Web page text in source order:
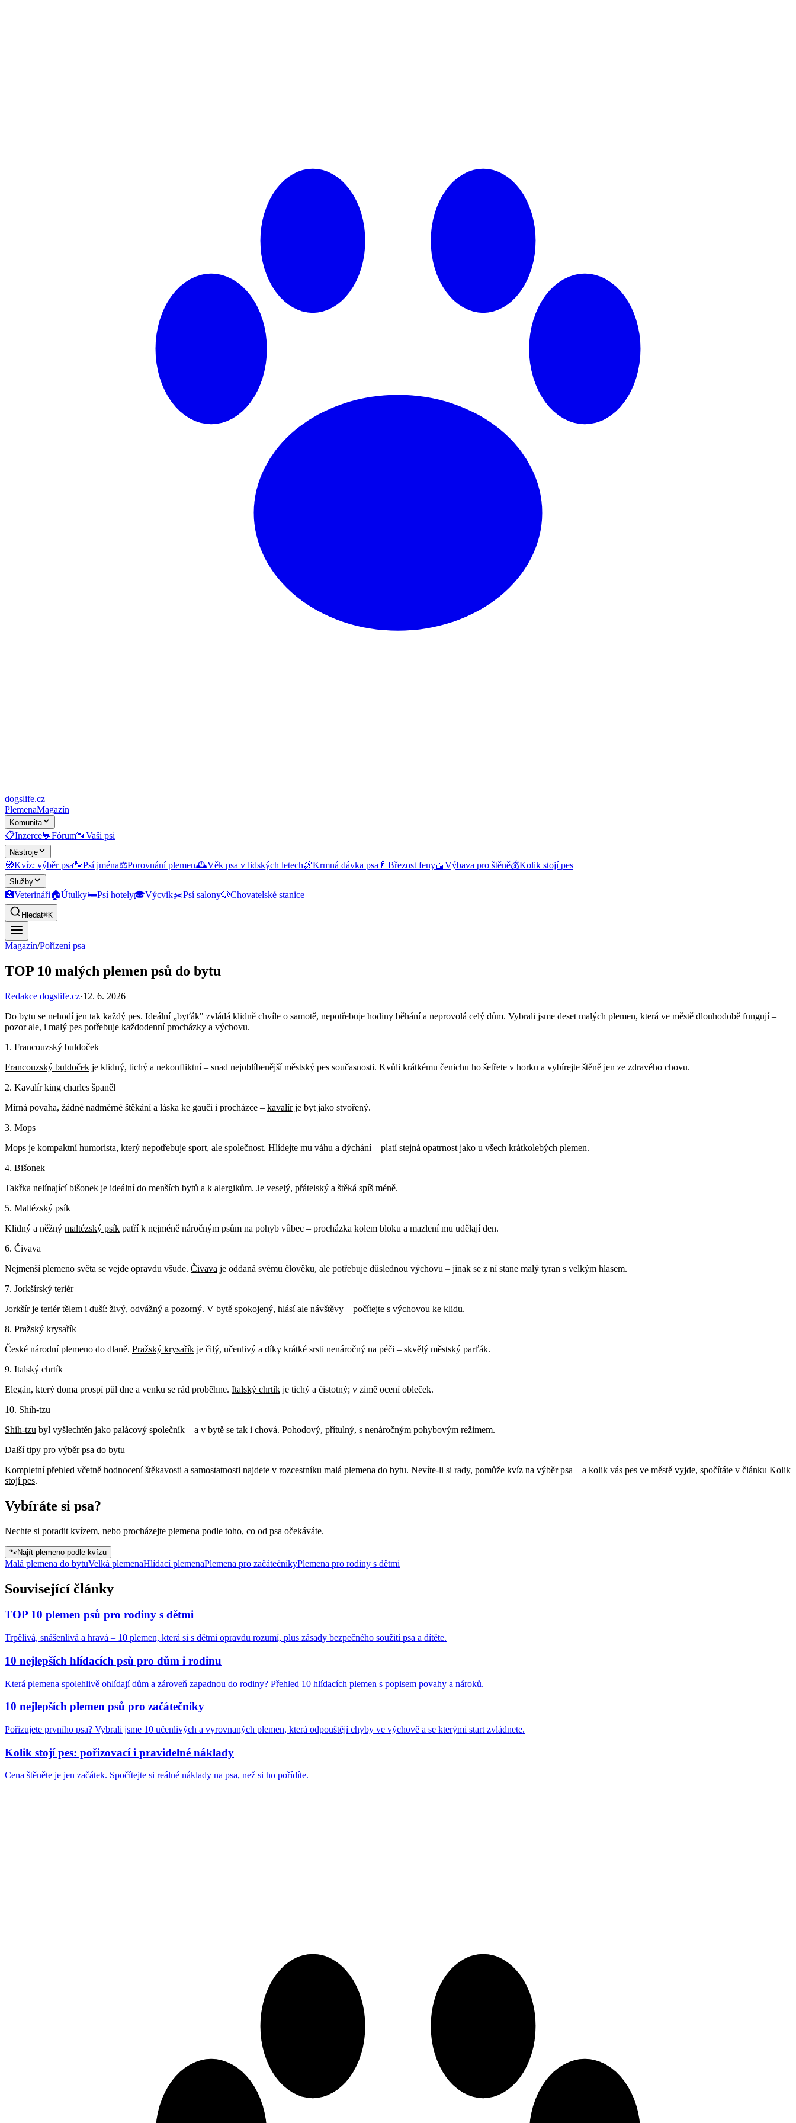
dogslife.cz
PlemenaMagazín
Komunita
📋Inzerce💬Fórum🐾Vaši psi
Nástroje
🧭Kvíz: výběr psa🐾Psí jména⚖️Porovnání plemen🕰️Věk psa v lidských letech🍖Krmná dávka psa 🍼 Březost feny🧺Výbava pro štěně💰Kolik stojí pes
Služby
🏥Veterináři🏠Útulky🛏️Psí hotely🎓Výcvik✂️Psí salony🐶Chovatelské stanice
Hledat⌘K
Magazín/Pořízení psa
TOP 10 malých plemen psů do bytu
Redakce dogslife.cz·12. 6. 2026
Do bytu se nehodí jen tak každý pes. Ideální „byťák" zvládá klidně chvíle o samotě, nepotřebuje hodiny běhání a neprovolá celý dům. Vybrali jsme deset malých plemen, která ve městě dlouhodobě fungují –
pozor ale, i malý pes potřebuje každodenní procházky a výchovu.
1. Francouzský buldoček
Francouzský buldoček je klidný, tichý a nekonfliktní – snad nejoblíbenější městský pes současnosti. Kvůli krátkému čenichu ho šetřete v horku a vybírejte štěně jen ze zdravého chovu.
2. Kavalír king charles španěl
Mírná povaha, žádné nadměrné štěkání a láska ke gauči i procházce – kavalírje byt jako stvořený.
3. Mops
Mops je kompaktní humorista, který nepotřebuje sport, ale společnost. Hlídejte mu váhu a dýchání – platí stejná opatrnost jako u všech krátkolebých plemen.
4. Bišonek
Takřka nelínajícíbišonek je ideální do menších bytů a k alergikům. Je veselý, přátelský a štěká spíš méně.
5. Maltézský psík
Klidný a něžný maltézský psík patří k nejméně náročným psům na pohyb vůbec – procházka kolem bloku a mazlení mu udělají den.
6. Čivava
Nejmenší plemeno světa se vejde opravdu všude. Čivava je oddaná svému člověku, ale potřebuje důslednou výchovu – jinak se z ní stane malý tyran s velkým hlasem.
7. Jorkšírský teriér
Jorkšírje teriér tělem i duší: živý, odvážný a pozorný. V bytě spokojený, hlásí ale návštěvy – počítejte s výchovou ke klidu.
8. Pražský krysařík
České národní plemeno do dlaně. Pražský krysařík je čilý, učenlivý a díky krátké srsti nenáročný na péči – skvělý městský parťák.
9. Italský chrtík
Elegán, který doma prospí půl dne a venku se rád proběhne. Italský chrtík je tichý a čistotný; v zimě ocení obleček.
10. Shih-tzu
Shih-tzu byl vyšlechtěn jako palácový společník – a v bytě se tak i chová. Pohodový, přítulný, s nenáročným pohybovým režimem.
Další tipy pro výběr psa do bytu
Kompletní přehled včetně hodnocení štěkavosti a samostatnosti najdete v rozcestníku malá plemena do bytu. Nevíte-li si rady, pomůže kvíz na výběr psa – a kolik vás pes ve městě vyjde, spočítáte v článku Kolik
stojí pes.
Vybíráte si psa?
Nechte si poradit kvízem, nebo procházejte plemena podle toho, co od psa očekáváte.
🐾Najít plemeno podle kvízu
Malá plemena do bytuVelká plemenaHlídací plemenaPlemena pro začátečníkyPlemena pro rodiny s dětmi
Související články
TOP 10 plemen psů pro rodiny s dětmi
Trpělivá, snášenlivá a hravá – 10 plemen, která si s dětmi opravdu rozumí, plus zásady bezpečného soužití psa a dítěte.
10 nejlepších hlídacích psů pro dům i rodinu
Která plemena spolehlivě ohlídají dům a zároveň zapadnou do rodiny? Přehled 10 hlídacích plemen s popisem povahy a nároků.
10 nejlepších plemen psů pro začátečníky
Pořizujete prvního psa? Vybrali jsme 10 učenlivých a vyrovnaných plemen, která odpouštějí chyby ve výchově a se kterými start zvládnete.
Kolik stojí pes: pořizovací i pravidelné náklady
Cena štěněte je jen začátek. Spočítejte si reálné náklady na psa, než si ho pořídíte.